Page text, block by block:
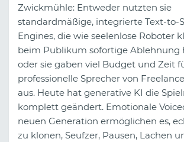
Zwickmühle: Entweder nutzten sie
standardmäßige, integrierte Text-to-
Engines, die wie seelenlose Roboter
beim Publikum sofortige Ablehnung
oder sie gaben viel Budget und Zeit
professionelle Sprecher von
aus. Heute hat generative KI die
komplett geändert. Emotionale
neuen Generation ermöglichen es,
zu klonen, Seufzer, Pausen, Lachen